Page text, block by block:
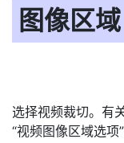
图像区域
选择视频裁切。有
“视频图像区域选项